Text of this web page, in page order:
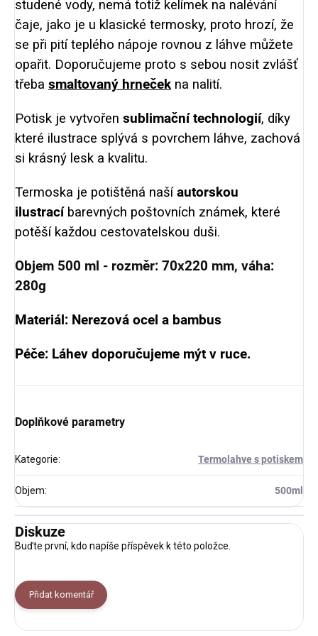
studené vody, nemá totiž kelímek na nalévání
čaje, jako je u klasické termosky, proto hrozí, že
se při pití teplého nápoje rovnou z láhve můžete
opařit. Doporučujeme proto s sebou nosit zvlášť
třeba smaltovaný hrneček na nalití.
Potisk je vytvořen sublimační technologií, díky
které ilustrace splývá s povrchem láhve, zachová
si krásný lesk a kvalitu.
Termoska je potištěná našíautorskou
ilustracíbarevných poštovních známek, které
potěší každou cestovatelskou duši.
Objem 500 ml - rozměr: 70x220 mm, váha:
280g
Materiál: Nerezová ocel a bambus
Péče: Láhev doporučujeme mýt v ruce.
Doplňkové parametry
Kategorie: Termolahve s potiskem
Objem: 500ml
Diskuze
Buďte první, kdo napíše příspěvek k této položce.
Přidat komentář